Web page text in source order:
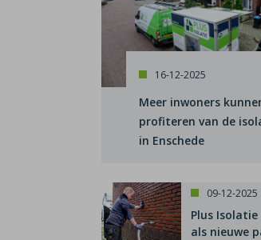
16-12-2025
Meer inwoners
profiteren van de
in Enschede
09-12-2025
Plus
als nieuwe